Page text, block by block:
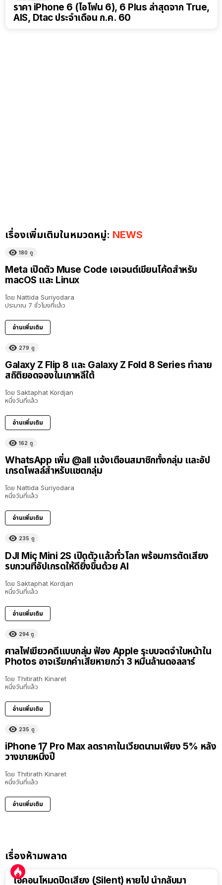
ราคา iPhone 6 (ไอโฟน 6), 6 Plus ล่าสุดจาก True,
AIS, Dtac ประจำเดือน ก.ค. 60
เรื่องเพิ่มเติมในหมวดหมู่: NEWS
180 ดู
Meta เปิดตัว Muse Code เอเจนต์เขียนโค้ดสำหรับ
macOS และ Linux
โดย Nattida Suriyodara
ประมาณ 7 ชั่วโมงที่แล้ว
อ่านเพิ่มเติม
279 ดู
Galaxy Z Flip 8 และ Galaxy Z Fold 8 Series ทำลาย
สถิติยอดจองในเกาหลีใต้
โดย Saktaphat Kordjan
หนึ่งวันที่แล้ว
อ่านเพิ่มเติม
162 ดู
WhatsApp เพิ่ม @all แจ้งเตือนสมาชิกทั้งกลุ่ม และอัป
เกรดโพลล์สำหรับแชตกลุ่ม
โดย Nattida Suriyodara
หนึ่งวันที่แล้ว
อ่านเพิ่มเติม
235 ดู
DJI Mic Mini 2S เปิดตัวแล้วทั่วโลก พร้อมการตัดเสียง
รบกวนที่อัปเกรดให้ดียิ่งขึ้นด้วย AI
โดย Saktaphat Kordjan
หนึ่งวันที่แล้ว
อ่านเพิ่มเติม
294 ดู
ศาลไฟเขียวคดีแบบกลุ่ม ฟ้อง Apple ระบบจดจำใบหน้าใน
Photos อาจเรียกค่าเสียหายกว่า 3 หมื่นล้านดอลลาร์
โดย Thitirath Kinaret
หนึ่งวันที่แล้ว
อ่านเพิ่มเติม
235 ดู
iPhone 17 Pro Max ลดราคาในเวียดนามเพียง 5% หลัง
วางขายหนึ่งปี
โดย Thitirath Kinaret
หนึ่งวันที่แล้ว
อ่านเพิ่มเติม
เรื่องห้ามพลาด
ไอคอนโหมดปิดเสียง (Silent) หายไป นำกลับมา